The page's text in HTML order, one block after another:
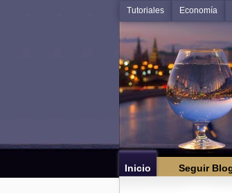
Tutoriales Economía
Inicio Seguir